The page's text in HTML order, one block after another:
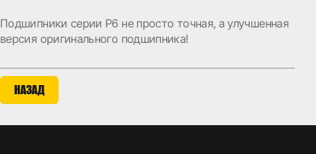
Подшипники серии P6 не просто точная, а улучшенная
версия оригинального подшипника!
НАЗАД